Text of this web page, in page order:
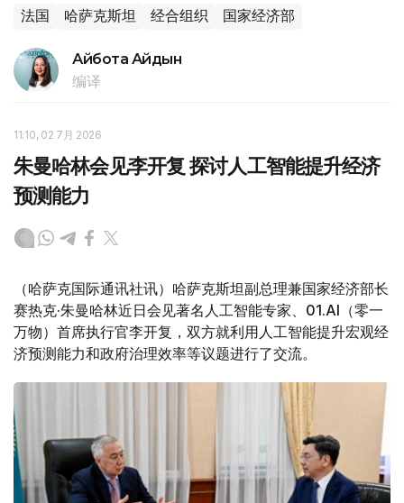
法国 哈萨克斯坦 经合组织 国家经济部
Айбота Айдын
编译
11:10, 02 7月 2026
朱曼哈林会见李开复 探讨人工智能提升经济
预测能力
（哈萨克国际通讯社讯）哈萨克斯坦副总理兼国家经济部长
赛热克·朱曼哈林近日会见著名人工智能专家、01.AI （零一
万物）首席执行官李开复，双方就利用人工智能提升宏观经
济预测能力和政府治理效率等议题进行了交流。